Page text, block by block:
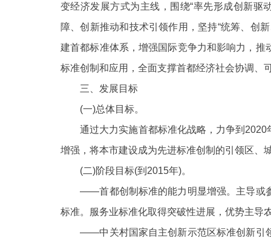
变经济发展方式为主线，围绕“率先形成创新驱
障、创新推动和技术引领作用，坚持“统筹、创
建首都标准体系，增强国际竞争力和影响力，
标准创制和应用，全面支撑首都经济社会协调、
三、发展目标
(一)总体目标。
通过大力实施首都标准化战略，力争到 2020
增强，将本市建设成为先进标准创制的引领区、
(二)阶段目标(到2015年)。
——首都创制标准的能力明显增强。主导或
标准。服务业标准化取得突破性进展，优势主导
——中关村国家自主创新示范区标准创新引